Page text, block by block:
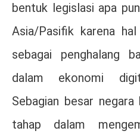
bentuk legislasi apa
Asia/Pasifik karena
sebagai penghalang
dalam ekonomi
Sebagian besar
tahap dalam